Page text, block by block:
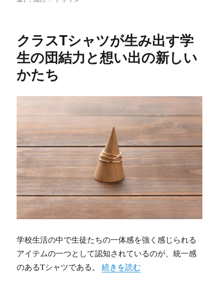
クラスTシャツが生み出す学
生の団結力と想い出の新しい
かたち
学校生活の中で生徒たちの一体感を強く感じられる
アイテムの一つとして認知されているのが、統一感
のあるTシャツである。“クラスTシャツが生み出す学生
続きを読む